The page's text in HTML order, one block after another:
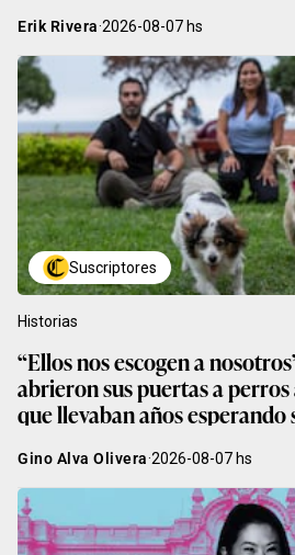
Erik Rivera·2026-08-07hs
Suscriptores
Historias
“Ellos nos escogen a
abrieron sus puertas a
que llevaban años
Gino Alva Olivera·2026-08-07hs